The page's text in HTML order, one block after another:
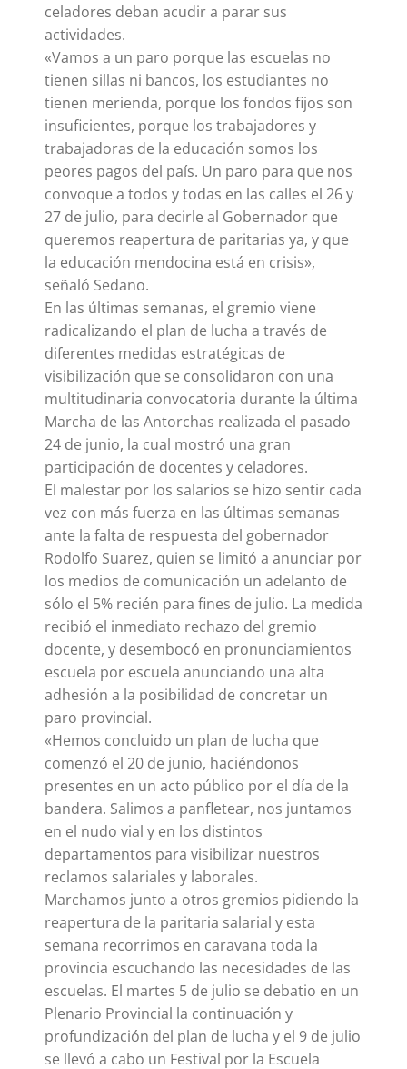
celadores deban acudir a parar sus
actividades.
«Vamos a un paro porque las escuelas no
tienen sillas ni bancos, los estudiantes no
tienen merienda, porque los fondos fijos son
insuficientes, porque los trabajadores y
trabajadoras de la educación somos los
peores pagos del país. Un paro para que nos
convoque a todos y todas en las calles el 26 y
27 de julio, para decirle al Gobernador que
queremos reapertura de paritarias ya, y que
la educación mendocina está en crisis»,
señaló Sedano.
En las últimas semanas, el gremio viene
radicalizando el plan de lucha a través de
diferentes medidas estratégicas de
visibilización que se consolidaron con una
multitudinaria convocatoria durante la última
Marcha de las Antorchas realizada el pasado
24 de junio, la cual mostró una gran
participación de docentes y celadores.
El malestar por los salarios se hizo sentir cada
vez con más fuerza en las últimas semanas
ante la falta de respuesta del gobernador
Rodolfo Suarez, quien se limitó a anunciar por
los medios de comunicación un adelanto de
sólo el 5% recién para fines de julio. La medida
recibió el inmediato rechazo del gremio
docente, y desembocó en pronunciamientos
escuela por escuela anunciando una alta
adhesión a la posibilidad de concretar un
paro provincial.
«Hemos concluido un plan de lucha que
comenzó el 20 de junio, haciéndonos
presentes en un acto público por el día de la
bandera. Salimos a panfletear, nos juntamos
en el nudo vial y en los distintos
departamentos para visibilizar nuestros
reclamos salariales y laborales.
Marchamos junto a otros gremios pidiendo la
reapertura de la paritaria salarial y esta
semana recorrimos en caravana toda la
provincia escuchando las necesidades de las
escuelas. El martes 5 de julio se debatio en un
Plenario Provincial la continuación y
profundización del plan de lucha y el 9 de julio
se llevó a cabo un Festival por la Escuela